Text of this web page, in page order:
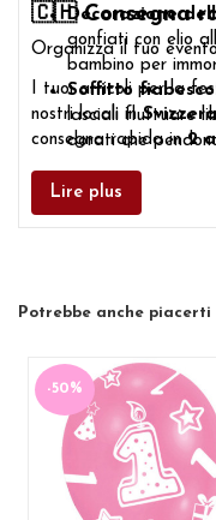
Decorazione
gonfiati con elio
bambino per
Soffitto
lasciali fluttuare
dorati che
🇨🇭 Consegna
Organizza il tuo
I tuoi articoli per la
nostri locali inSvizzera
consegna rapida in2
Lire plus
Potrebbe anche piacerti
-50%